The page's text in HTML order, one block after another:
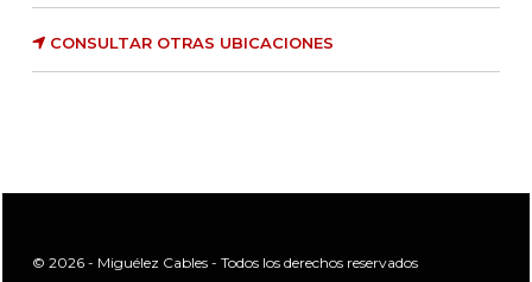
CONSULTAR OTRAS UBICACIONES
© 2026 - Miguélez Cables - Todos los derechos reservados